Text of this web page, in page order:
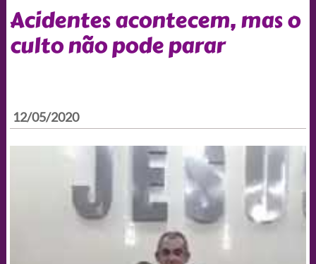
Acidentes acontecem, mas o
culto não pode parar
12/05/2020